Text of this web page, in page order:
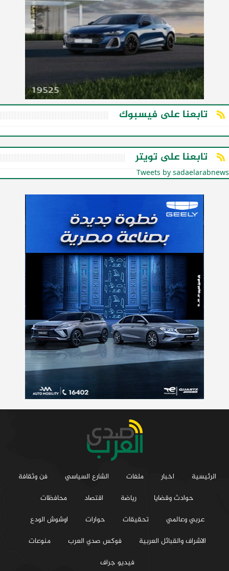
تابعنا على فيسبوك
تابعنا على تويتر
Tweets by sadaelarabnews
الرئيسية اخبار ملفات الشارع السياسي
فن وثقافة
حوادث وقضايا
رياضة اقتصاد
محافظات
عربي وعالمي
تحقيقات حوارات
اوشوش الودع
الاشراف والقبائل العربية
فوكس صدي العرب
منوعات
فيديو جراف